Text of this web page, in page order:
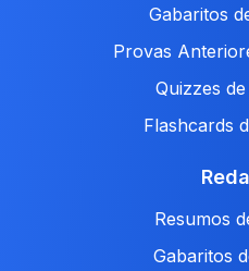
Gabaritos
Provas
Quizzes
Flashcards
Resumos
Gabaritos